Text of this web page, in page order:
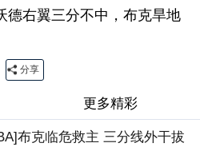
德右翼三分不中，布克旱地
分享
更多精彩
布克临危救主 三分线外干拔